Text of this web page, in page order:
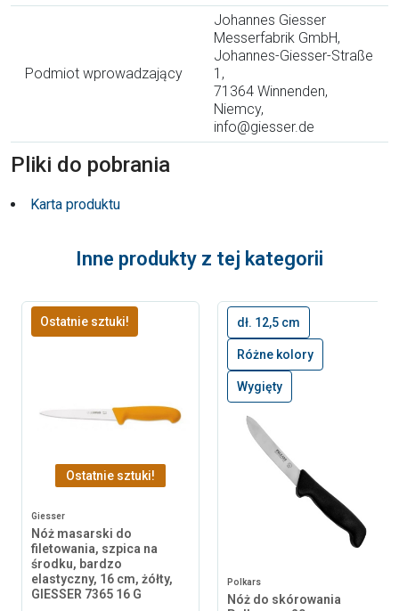
Podmiot wprowadzający
Johannes Giesser
Messerfabrik GmbH,
Johannes-Giesser-Straße
1,
71364 Winnenden,
Niemcy,
info@giesser.de
Pliki do pobrania
Karta produktu
Inne produkty z tej kategorii
Ostatnie sztuki!
Ostatnie sztuki!
Giesser
Nóż masarski do
filetowania, szpica na
środku, bardzo
elastyczny, 16 cm, żółty,
GIESSER 7365 16 G
dł. 12,5 cm
Różne kolory
Wygięty
Polkars
Nóż do skórowania